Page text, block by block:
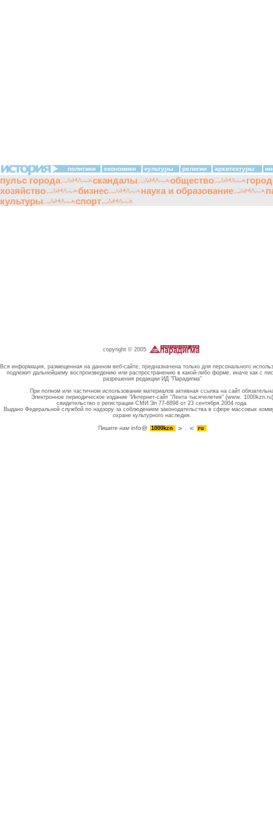
политики экономики культуры религии архитектуры
пульс города скандалы общество
хозяйство
бизнес наука и образование
культуры
спорт
copyright © 2005
Вся информация, размещенная на данном веб-сайте, предназначена только для персонального
подлежит дальнейшему воспроизведению или распространению в какой-либо форме, иначе как с
разрешения редакции ИД "Парадигма"
При полном или частичном использовании материалов активная ссылка на сайт
Электронное периодическое издание "Интернет-сайт "Лента тысячелетия" (www. 1000kzn.ru)
свидетельство о регистрации СМИ Эл 77-8898 от 23 сентября 2004 года.
Выдано Федеральной службой по надзору за соблюдением законодательства в сфере массовых
охране культурного наследия.
Пишите намinfo@ 1000kzn . ru